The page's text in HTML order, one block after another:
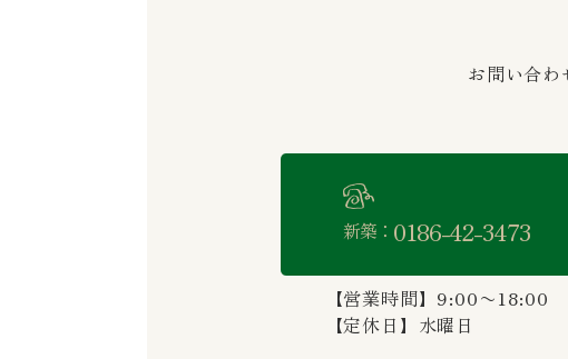
お問い合
新築： 0186-42-3473
【営業時間】9:00〜18:00
【定休日】水曜日